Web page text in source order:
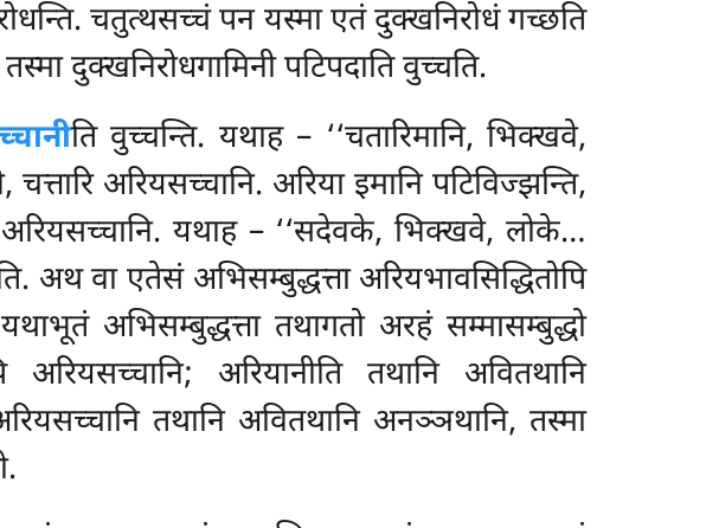
चतुत्थसच्चं पन यस्मा एतं दुक्खनिरोधं गच्छति
दुक्खनिरोधगामिनी पटिपदाति वुच्चति.
ति वुच्चन्ति. यथाह – ‘‘चतारिमानि, भिक्खवे,
अरियसच्चानि. अरिया इमानि पटिविज्झन्ति,
अरियसच्चानि. यथाह – ‘‘सदेवके, भिक्खवे, लोके…
अथ वा एतेसं अभिसम्बुद्धत्ता अरियभावसिद्धितोपि
यथाभूतं अभिसम्बुद्धत्ता तथागतो अरहं सम्मासम्बुद्धो
अरियसच्चानि; अरियानीति तथानि अवितथानि
तथानि अवितथानि अनञ्ञथानि, तस्मा